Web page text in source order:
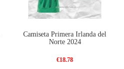
Camiseta Primera Irlanda del
Norte 2024
€18.78